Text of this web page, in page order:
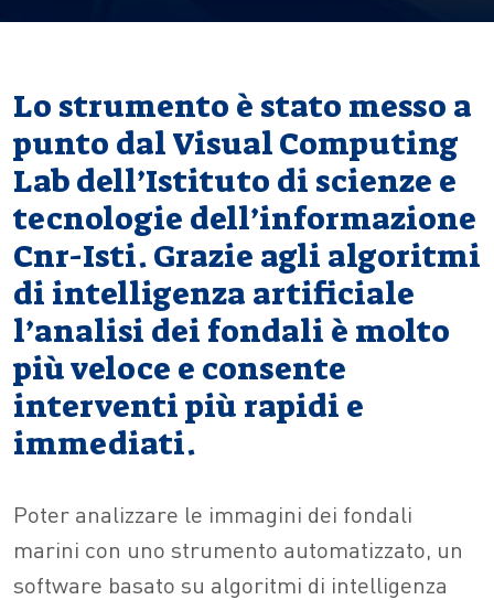
Lo strumento è stato messo a
punto dal Visual Computing
Lab dell’Istituto di scienze e
tecnologie dell’informazione
Cnr-Isti. Grazie agli algoritmi
di intelligenza artificiale
l’analisi dei fondali è molto
più veloce e consente
interventi più rapidi e
immediati.
Poter analizzare le immagini dei fondali
marini con uno strumento automatizzato, un
software basato su algoritmi di intelligenza